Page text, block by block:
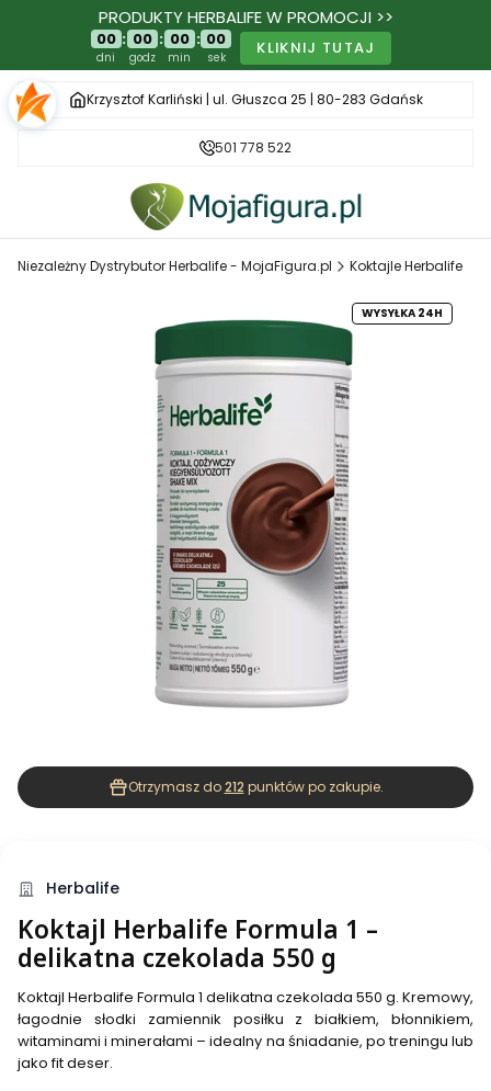
PRODUKTY HERBALIFE W PROMOCJI >>
00
dni
: 00
godz
: 00
min
: 00
sek KLIKNIJ TUTAJ
Krzysztof Karliński | ul. Głuszca 25 | 80-283 Gdańsk
501 778 522
Niezależny Dystrybutor Herbalife - MojaFigura.pl Koktajle Herbalife
Otrzymasz do212 punktów po zakupie.
WYSYŁKA 24H
Herbalife
Koktajl Herbalife Formula 1 –
delikatna czekolada 550 g
Koktajl Herbalife Formula 1 delikatna czekolada 550 g. Kremowy,
łagodnie słodki zamiennik posiłku z białkiem, błonnikiem,
witaminami i minerałami – idealny na śniadanie, po treningu lub
jako fit deser.